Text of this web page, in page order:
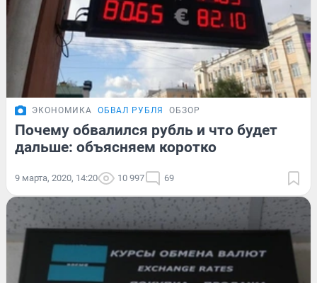
ЭКОНОМИКА ОБВАЛ РУБЛЯ ОБЗОР
Почему обвалился рубль и что будет
дальше: объясняем коротко
9 марта, 2020, 14:20 10 997 69